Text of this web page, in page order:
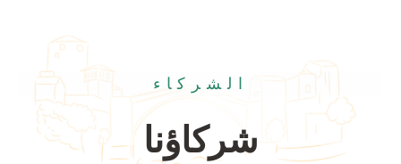
الشركاء
شركاؤنا